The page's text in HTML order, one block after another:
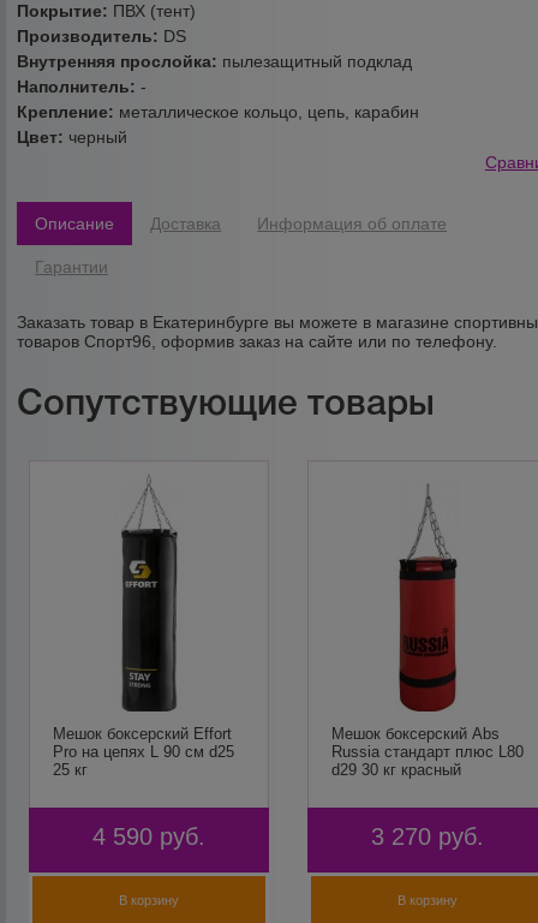
Покрытие: ПВХ (тент)
Производитель: DS
Внутренняя прослойка: пылезащитный подклад
Наполнитель:-
Крепление: металлическое кольцо, цепь, карабин
Цвет: черный
Описание Доставка Информация об оплате
Гарантии
Заказать товар в Екатеринбурге вы можете в магазине
товаров Спорт96, оформив заказ на сайте или по телефону.
Сопутствующие товары
Мешок боксерский Effort
Pro на цепях L 90 см d25
25 кг
4 590 руб.
В корзину
Мешок боксерский Abs
Russia стандарт плюс L80
d29 30 кг красный
3 270 руб.
В корзину